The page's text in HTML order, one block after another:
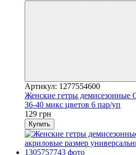
Артикул: 1277554600
Женские гетры демисезонные
36-40 микс цветов 6 пар/уп
129 грн
Купить